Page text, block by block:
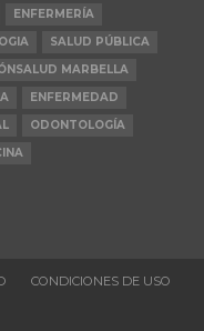
ENFERMERÍA
SALUD PÚBLICA
MARBELLA
ENFERMEDAD
ODONTOLOGÍA
CONDICIONES DE USO